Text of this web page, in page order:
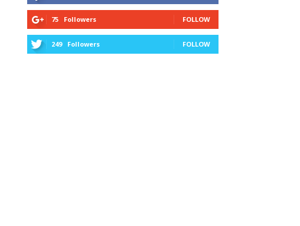
75 Followers FOLLOW
249 Followers FOLLOW